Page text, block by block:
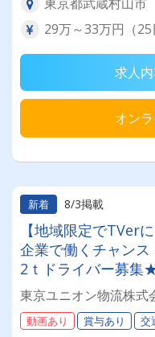
29万～33万円（25
求人
オン
新着 8/3掲載
【地域限定でTVer
企業で働くチャン
2ｔドライバー募集
2回／昇給有／福利
験歓迎◎【年間休日
ライベート充実可◎
東京ユニオン物流株式
動画あり 賞与あり 交